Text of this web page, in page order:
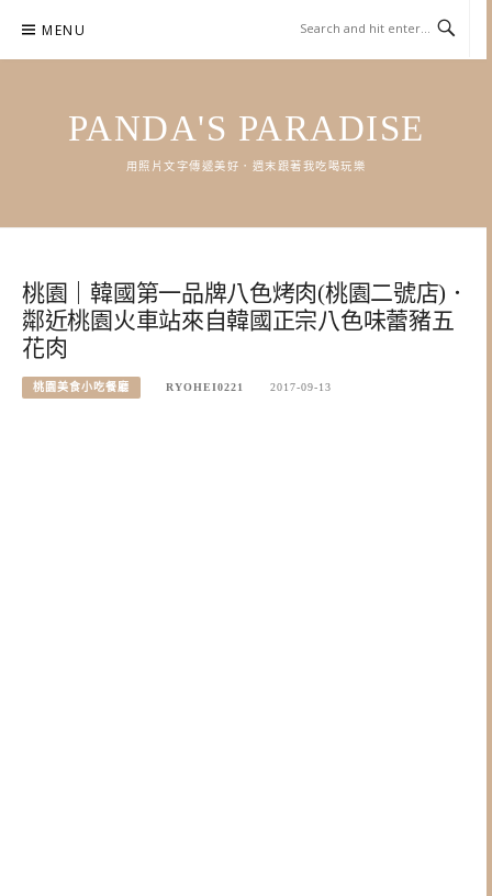
content
MENU
PANDA'S PARADISE
用照片文字傳遞美好．週末跟著我吃喝玩樂
桃園｜韓國第一品牌八色烤肉(桃園二號店)．
鄰近桃園火車站來自韓國正宗八色味蕾豬五
花肉
桃園美食小吃餐廳 RYOHEI0221 2017-09-13